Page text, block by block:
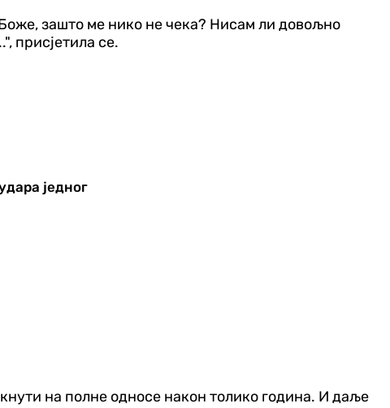
зашто ме нико не чека? Нисам ли довољно
присјетила се.
једног
на полне односе након толико година. И даље